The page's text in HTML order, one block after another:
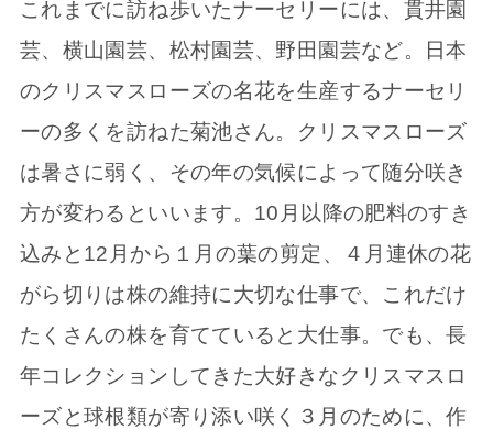
これまでに訪ね歩いたナーセリーには、貫井園
芸、横山園芸、松村園芸、野田園芸など。日本
のクリスマスローズの名花を生産するナーセリ
ーの多くを訪ねた菊池さん。クリスマスローズ
は暑さに弱く、その年の気候によって随分咲き
方が変わるといいます。10月以降の肥料のすき
込みと12月から１月の葉の剪定、４月連休の花
がら切りは株の維持に大切な仕事で、これだけ
たくさんの株を育てていると大仕事。でも、長
年コレクションしてきた大好きなクリスマスロ
ーズと球根類が寄り添い咲く３月のために、作